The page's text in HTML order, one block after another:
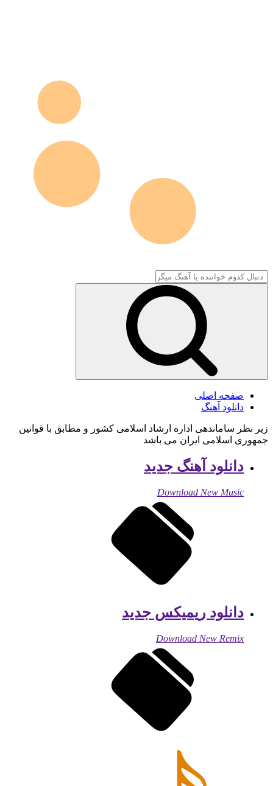
صفحه اصلی
دانلود آهنگ
زیر نظر ساماندهی اداره ارشاد اسلامی کشور و مطابق با قوانین
جمهوری اسلامی ایران می باشد
دانلود آهنگ جدید
Download New Music
دانلود ریمیکس جدید
Download New Remix